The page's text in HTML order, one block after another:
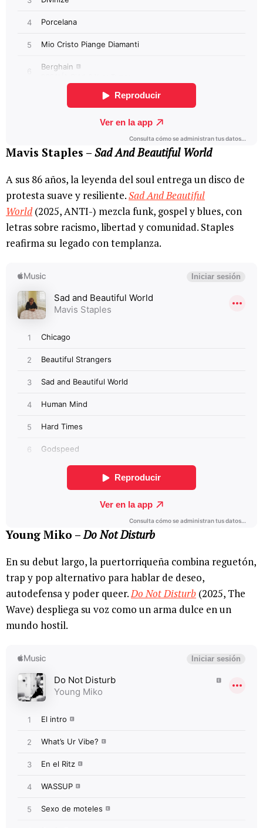
Mavis Staples – Sad And Beautiful World
A sus 86 años, la leyenda del soul entrega un disco de
protesta suave y resiliente.Sad And Beautiful
World(2025, ANTI-) mezcla funk, gospel y blues, con
letras sobre racismo, libertad y comunidad. Staples
reafirma su legado con templanza.
Young Miko –Do Not Disturb
En su debut largo, la puertorriqueña combina reguetón,
trap y pop alternativo para hablar de deseo,
autodefensa y poder queer.Do Not Disturb (2025, The
Wave) despliega su voz como un arma dulce en un
mundo hostil.